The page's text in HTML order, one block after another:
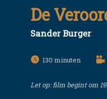
De
Sander Burger
130
Let op: film begint om